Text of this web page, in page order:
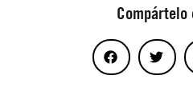
Compártelo